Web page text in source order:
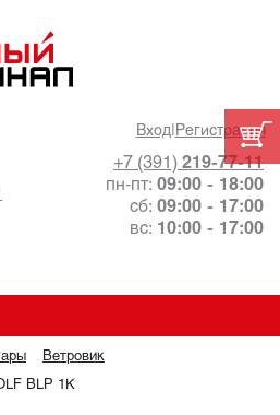
Вход| Регистрация
+7 (391) 219-77-11
пн-пт: 09:00 - 18:00
сб: 09:00 - 17:00
вс: 10:00 - 17:00
Ветровик
BLP 1K